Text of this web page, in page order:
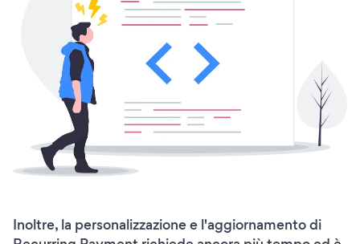
Inoltre, la personalizzazione e l'aggiornamento di